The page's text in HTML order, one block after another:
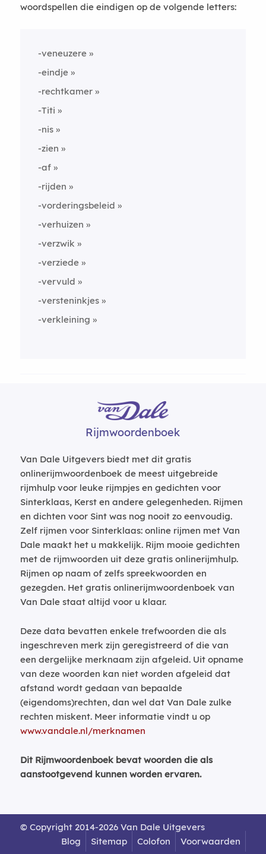
woordspellen die eindigen op de volgende letters:
-veneuzere
-eindje
-rechtkamer
-Titi
-nis
-zien
-af
-rijden
-vorderingsbeleid
-verhuizen
-verzwik
-verziede
-vervuld
-versteninkjes
-verkleining
Rijmwoordenboek
Van Dale Uitgevers biedt met dit gratis
onlinerijmwoordenboek de meest uitgebreide
rijmhulp voor leuke rijmpjes en gedichten voor
Sinterklaas, Kerst en andere gelegenheden. Rijmen
en dichten voor Sint was nog nooit zo eenvoudig.
Zelf rijmen voor Sinterklaas: online rijmen met Van
Dale maakt het u makkelijk. Rijm mooie gedichten
met de rijmwoorden uit deze gratis onlinerijmhulp.
Rijmen op naam of zelfs spreekwoorden en
gezegden. Het gratis onlinerijmwoordenboek van
Van Dale staat altijd voor u klaar.
Deze data bevatten enkele trefwoorden die als
ingeschreven merk zijn geregistreerd of die van
een dergelijke merknaam zijn afgeleid. Uit opname
van deze woorden kan niet worden afgeleid dat
afstand wordt gedaan van bepaalde
(eigendoms)rechten, dan wel dat Van Dale zulke
rechten miskent. Meer informatie vindt u op
www.vandale.nl/merknamen
Dit Rijmwoordenboek bevat woorden die als
aanstootgevend kunnen worden ervaren.
© Copyright 2014-2026 Van Dale Uitgevers
Blog
Sitemap Colofon Voorwaarden